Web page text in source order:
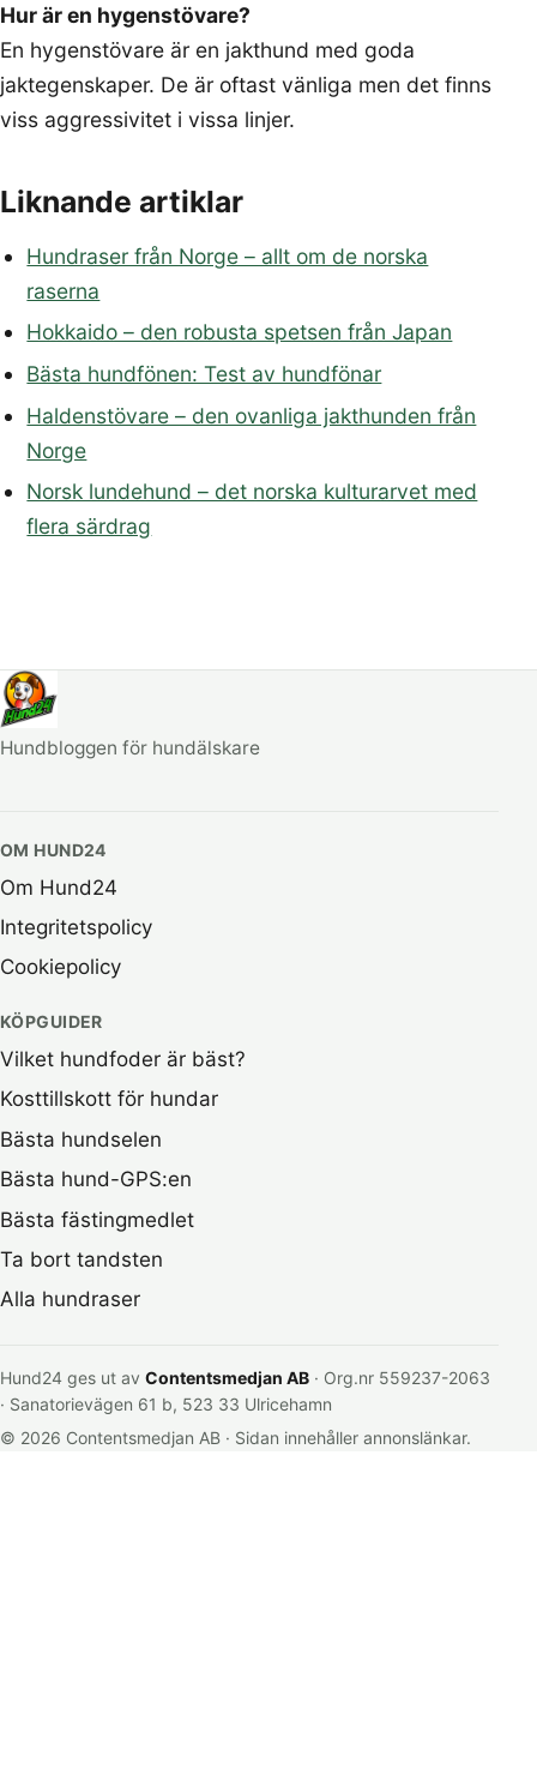
Hur är en hygenstövare?
En hygenstövare är en jakthund med goda
jaktegenskaper. De är oftast vänliga men det finns
viss aggressivitet i vissa linjer.
Liknande artiklar
Hundraser från Norge – allt om de norska
raserna
Hokkaido – den robusta spetsen från Japan
Bästa hundfönen: Test av hundfönar
Haldenstövare – den ovanliga jakthunden från
Norge
Norsk lundehund – det norska kulturarvet med
flera särdrag
Hundbloggen för hundälskare
OM HUND24
Om Hund24
Integritetspolicy
Cookiepolicy
KÖPGUIDER
Vilket hundfoder är bäst?
Kosttillskott för hundar
Bästa hundselen
Bästa hund-GPS:en
Bästa fästingmedlet
Ta bort tandsten
Alla hundraser
Hund24 ges ut av Contentsmedjan AB · Org.nr 559237-2063
· Sanatorievägen 61 b, 523 33 Ulricehamn
© 2026 Contentsmedjan AB · Sidan innehåller annonslänkar.